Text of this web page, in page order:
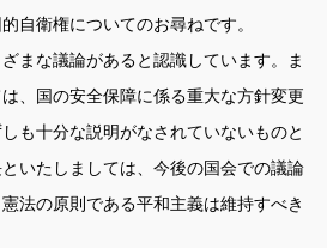
自衛権についてのお尋ねです。
まな議論があると認識しています。ま
、国の安全保障に係る重大な方針変更
も十分な説明がなされていないものと
いたしましては、今後の国会での議論
法の原則である平和主義は維持すべき